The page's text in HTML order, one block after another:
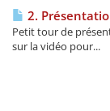
2.
Petit tour de
sur la vidéo pour...